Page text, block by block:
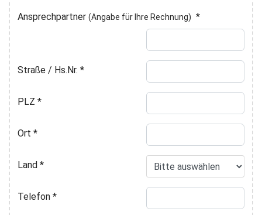
Ansprechpartner (Angabe für Ihre Rechnung) *
Straße / Hs.Nr. *
PLZ *
Ort *
Land*
Telefon*